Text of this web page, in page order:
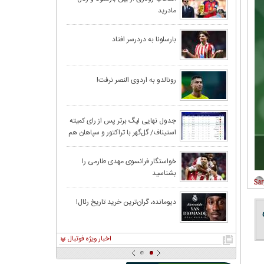
مادرید
بارسلونا به دردرسر افتاد
رونالدو به اردوی النصر نرفت!
جدول نهایی لیگ برتر پس از رای کمیته
استیناف/ گل‌گهر با تراکتور و سپاهان هم
امتیاز شد
خواستگار فرانسوی مهدی طارمی را
بشناسید
دیومانده، گران‌ترین خرید تاریخ رئال!
اخبار ویژه فوتبال